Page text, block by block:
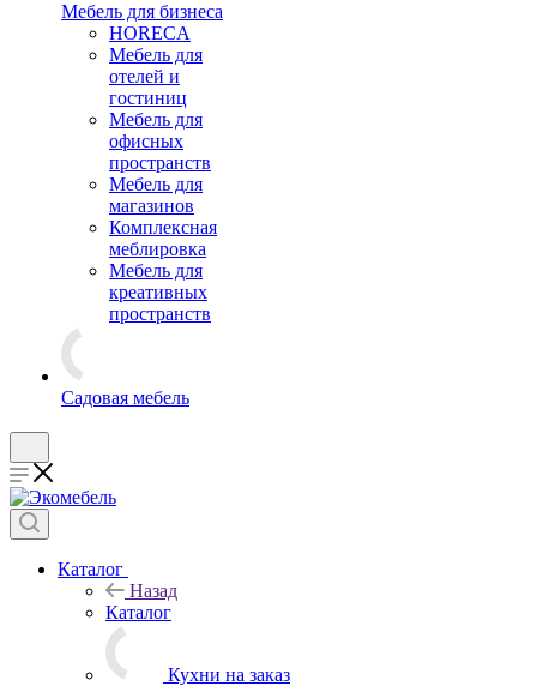
Мебель для бизнеса
HORECA
Мебель для
отелей и
гостиниц
Мебель для
офисных
пространств
Мебель для
магазинов
Комплексная
меблировка
Мебель для
креативных
пространств
Садовая мебель
Каталог
Назад
Каталог
Кухни на заказ